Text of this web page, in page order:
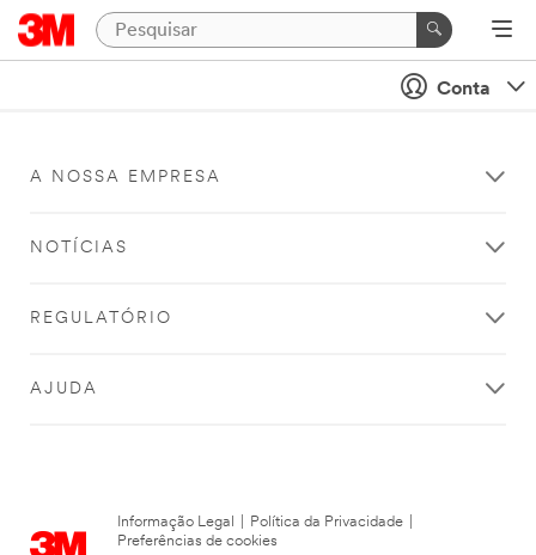
Conta
A NOSSA EMPRESA
NOTÍCIAS
REGULATÓRIO
AJUDA
Informação Legal Política da Privacidade
Preferências de cookies